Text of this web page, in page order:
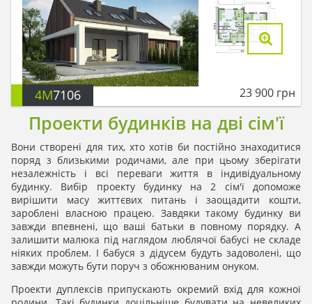
4M7106 23 900 грн
Проекти будинків на дві сім'ї
Вони створені для тих, хто хотів би постійно знаходитися
поряд з близькими родичами, але при цьому зберігати
незалежність і всі переваги життя в індивідуальному
будинку. Вибір проекту будинку на 2 сім'ї допоможе
вирішити масу життєвих питань і заощадити кошти,
зароблені власною працею. Завдяки такому будинку ви
завжди впевнені, що ваші батьки в повному порядку. А
залишити малюка під наглядом люблячої бабусі не складе
ніяких проблем. І бабуся з дідусем будуть задоволені, що
завжди можуть бути поруч з обожнюваним онуком.
Проекти дуплексів припускають окремий вхід для кожної